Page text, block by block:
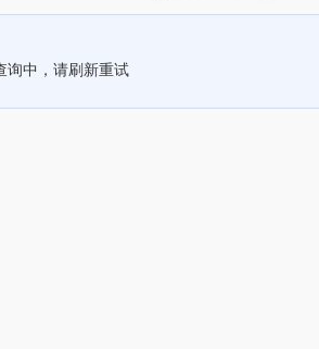
询中，请刷新重试